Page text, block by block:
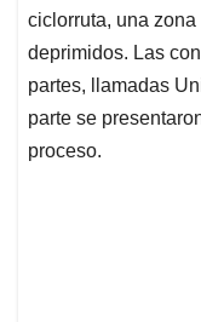
ciclorruta, una
deprimidos. Las
partes, llamadas
parte se
proceso.